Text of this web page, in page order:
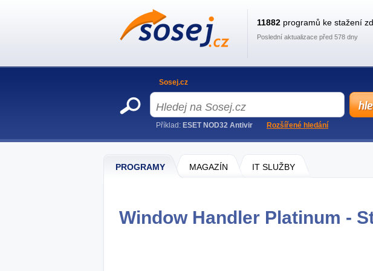
PROGRAMY MAGAZÍN IT SLUŽBY
Window Handler Platinum -
11882 programů ke stažení
Poslední aktualizace před 578 dny
Sosej.cz
Příklad: ESET NOD32 Antivir Rozšířené hledání